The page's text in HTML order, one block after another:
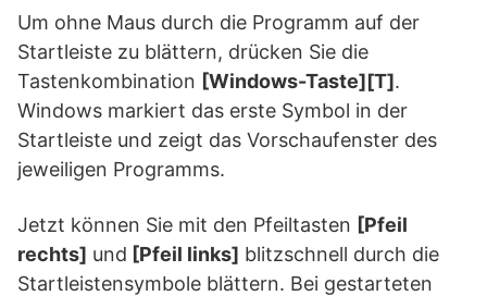
Um ohne Maus durch die Programm auf der
Startleiste zu blättern, drücken Sie die
Tastenkombination [Windows-Taste][T].
Windows markiert das erste Symbol in der
Startleiste und zeigt das Vorschaufenster des
jeweiligen Programms.
Jetzt können Sie mit den Pfeiltasten [Pfeil
rechts] und [Pfeil links] blitzschnell durch die
Startleistensymbole blättern. Bei gestarteten